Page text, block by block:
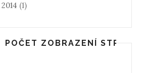
2014 (1)
POČET ZOBRAZENÍ STRÁNKY